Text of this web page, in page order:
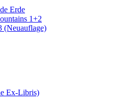
Erde
1+2
(Neuauflage)
Ex-Libris)